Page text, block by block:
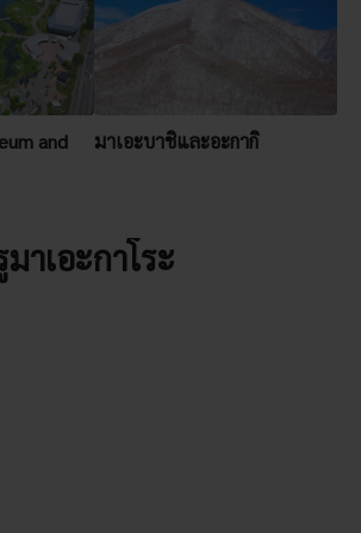
and
มาเอะบาชิและอะกากิ
าเอะกาโระ